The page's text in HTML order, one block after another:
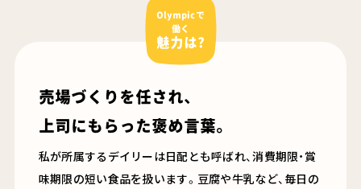
Olympicで
働く
魅力は?
売場づくりを任され、
上司にもらった褒め言葉。
私が所属するデイリーは日配とも呼ばれ、消費期限・賞
味期限の短い食品を扱います。豆腐や牛乳など、毎日の